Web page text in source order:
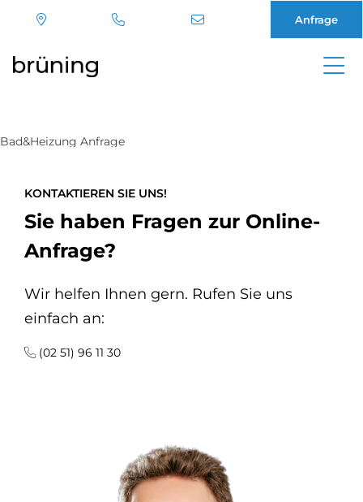
Anfrage
Bad&Heizung Anfrage
KONTAKTIEREN SIE UNS!
Sie haben Fragen zur Online-
Anfrage?
Wir helfen Ihnen gern. Rufen Sie uns
einfach an:
(02 51) 96 11 30